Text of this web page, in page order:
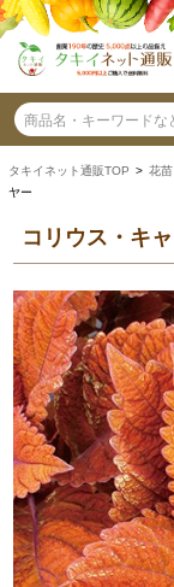
タキイネット通販TOP > 花
ヤー
コリウス・キ